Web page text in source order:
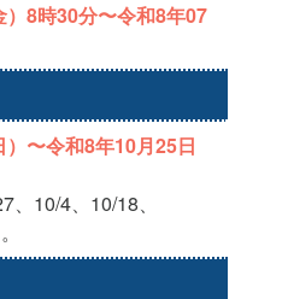
8時30分〜令和8年07
〜令和8年10月25日
10/4、10/18、